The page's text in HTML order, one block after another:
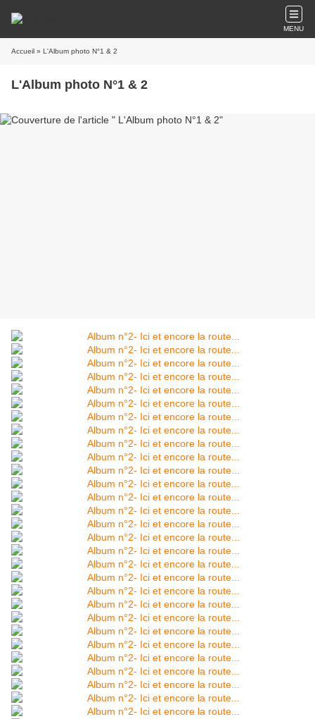
MENU
Accueil » L'Album photo N°1 & 2
L'Album photo N°1 & 2